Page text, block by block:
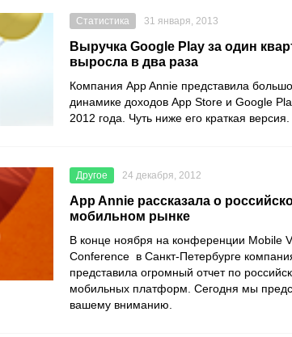
Статистика 31 января, 2013
Выручка Google Play за один
выросла в два раза
Компания App Annie представила
динамике доходов App Store и Google
2012 года. Чуть ниже его краткая версия.
Другое 24 декабря, 2012
App Annie рассказала о
мобильном рынке
В конце ноября на конференции Mobile
Conference в Санкт-Петербурге
представила огромный отчет по
мобильных платформ. Сегодня мы
вашему вниманию.